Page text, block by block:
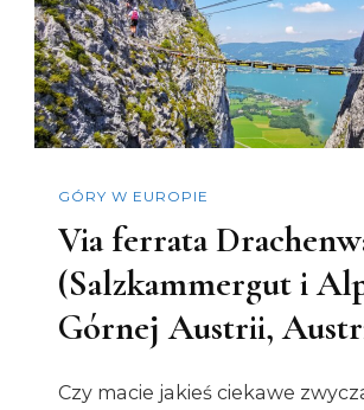
GÓRY W EUROPIE
Via ferrata
(Salzkammergut i
Górnej Austrii,
Czy macie jakieś ciekawe